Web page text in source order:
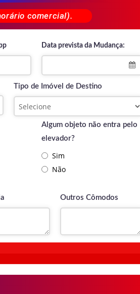
comercial).
Data prevista da Mudança:
Tipo de Imóvel de Destino
Algum objeto não entra pelo
elevador?
Sim
Não
Outros Cômodos